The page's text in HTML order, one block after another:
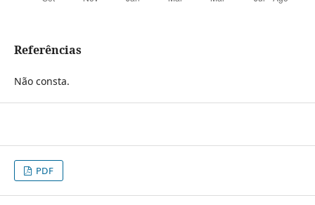
Referências
Não consta.
PDF